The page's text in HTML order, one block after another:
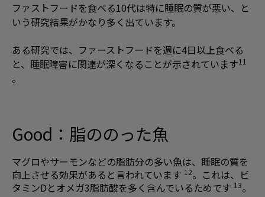
ファストフードを食べる10代は特に睡眠の質が悪い、と
いう研究結果がかなり多く出ています。
ある研究では、ファーストフードを週に4日以上食べる
と、睡眠障害に関連が深くなることが示されています11
。
Good： 脂ののった魚
マグロやサーモンなどの脂肪分の多い魚は、睡眠の質を
向上させる効果があると言われています 12。これは、ビ
タミンDとオメガ3脂肪酸を多く含んでいるためです 13。